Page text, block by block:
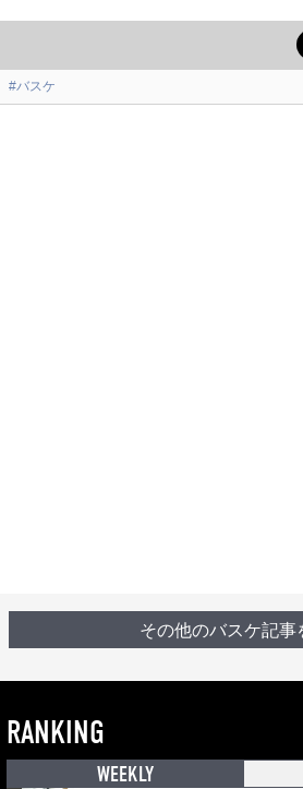
#バスケ
その他のバスケ記事
RANKING
WEEKLY